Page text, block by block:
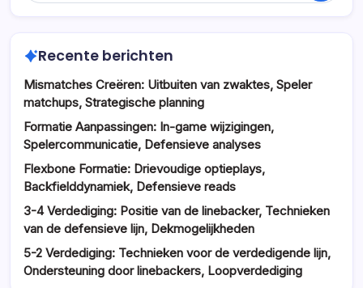
Recente berichten
Mismatches Creëren: Uitbuiten van zwaktes, Speler
matchups, Strategische planning
Formatie Aanpassingen: In-game wijzigingen,
Spelercommunicatie, Defensieve analyses
Flexbone Formatie: Drievoudige optieplays,
Backfielddynamiek, Defensieve reads
3-4 Verdediging: Positie van de linebacker, Technieken
van de defensieve lijn, Dekmogelijkheden
5-2 Verdediging: Technieken voor de verdedigende lijn,
Ondersteuning door linebackers, Loopverdediging